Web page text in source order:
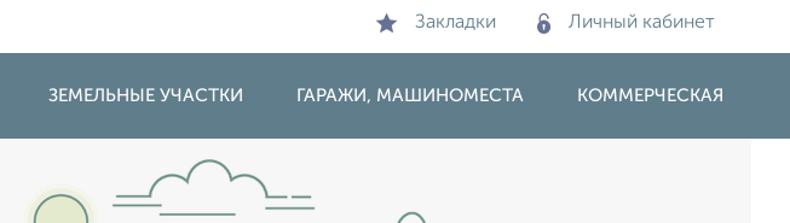
Закладки Личный кабинет
ЗЕМЕЛЬНЫЕ УЧАСТКИ ГАРАЖИ, МАШИНОМЕСТА КОММЕРЧЕСКАЯ